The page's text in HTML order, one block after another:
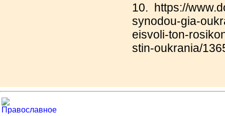
10. https://
synodou-gia-
eisvoli-ton-
stin-oukrania/